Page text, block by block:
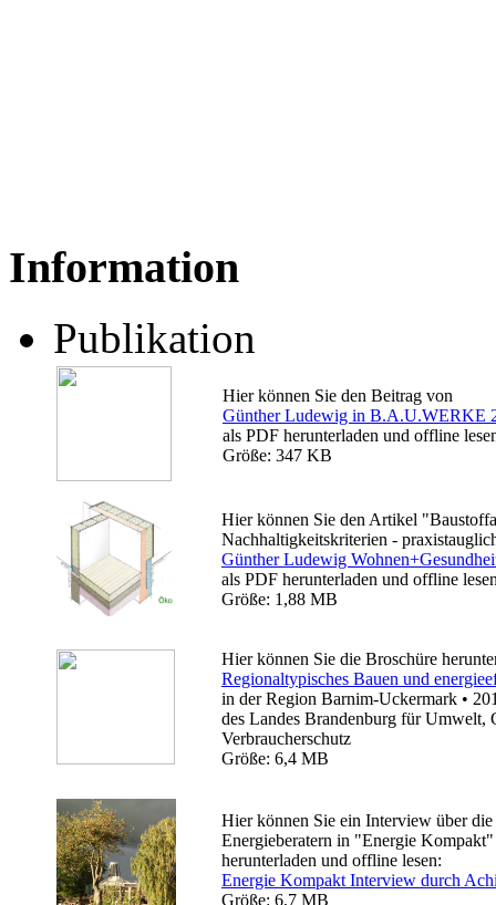
Information
Publikation
Hier können Sie den Beitrag von
Günther Ludewig in B.A.U.WERKE
als PDF herunterladen und offline
Größe: 347 KB
Hier können Sie den Artikel
Nachhaltigkeitskriterien -
Günther Ludewig
als PDF herunterladen und offline
Größe: 1,88 MB
Hier können Sie die Broschüre
Regionaltypisches Bauen und
in der Region Barnim-Uckermark •
des Landes Brandenburg für Umwelt,
Verbraucherschutz
Größe: 6,4 MB
Hier können Sie ein Interview über
Energieberatern in "Energie
herunterladen und offline lesen:
Energie Kompakt Interview durch
Größe: 6,7 MB